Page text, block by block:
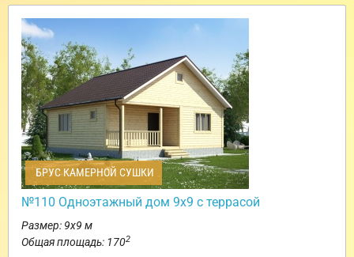
БРУС КАМЕРНОЙ СУШКИ
№110 Одноэтажный дом 9х9 с террасой
Размер: 9х9 м
Общая площадь: 1702